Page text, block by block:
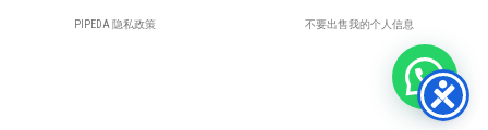
PIPEDA 隐私政策 不要出售我的个人信息